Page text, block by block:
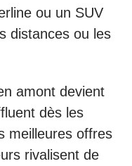
ou un SUV
distances ou les
amont devient
dès les
meilleures offres
rivalisent de